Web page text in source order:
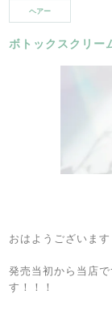
ヘアー
ボトックスクリー
おはようございます
発売当初から当店
す！！！